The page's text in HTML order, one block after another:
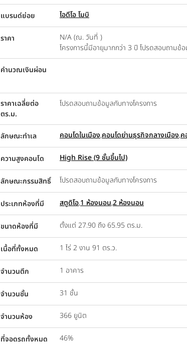
แบรนด์ย่อย ไอดีโอ โมบิ
ราคา
N/A (ณ. วันที่ )
โครงการนี้มีอายุมากกว่า 3 ปี โปรดสอบถามข้
คำนวณเงินผ่อน
ราคาเฉลี่ยต่อ
ตร.ม.
โปรดสอบถามข้อมูลกับทางโครงการ
ลักษณะทำเล คอนโดในเมือง,คอนโดย่านธุรกิจกลางเมือง,ค
ความสูงคอนโด High Rise (9 ชั้นขึ้นไป)
ลักษณะกรรมสิทธิ์ โปรดสอบถามข้อมูลกับทางโครงการ
ประเภทห้องที่มี สตูดิโอ,1 ห้องนอน,2 ห้องนอน
ขนาดห้องที่มี ตั้งแต่ 27.90 ถึง 65.95 ตร.ม.
เนื้อที่ทั้งหมด 1 ไร่ 2 งาน 91 ตร.ว.
จำนวนตึก 1 อาคาร
จำนวนชั้น 31 ชั้น
จำนวนห้อง 366 ยูนิต
ที่จอดรถทั้งหมด 46%